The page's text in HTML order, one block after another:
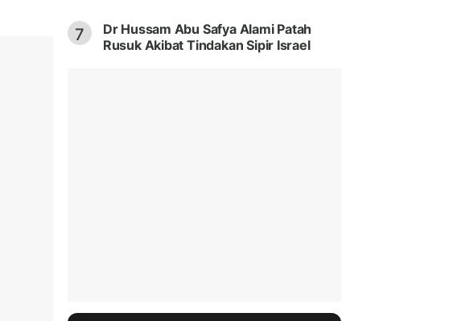
7
Dr Hussam Abu Safya Alami Patah
Rusuk Akibat Tindakan Sipir Israel